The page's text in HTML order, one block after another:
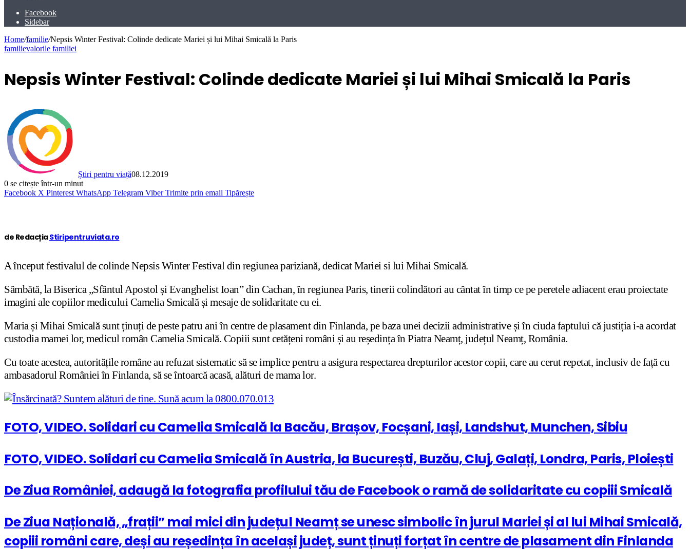
Facebook
Sidebar
Home/familie/Nepsis Winter Festival: Colinde dedicate Mariei și lui Mihai Smicală la Paris
familievalorile familiei
Nepsis Winter Festival: Colinde dedicate Mariei și lui Mihai Smicală la Paris
Știri pentru viață08.12.2019
0 se citește într-un minut
Facebook X Pinterest WhatsApp Telegram Viber Trimite prin email Tipărește
de RedacțiaStiripentruviata.ro
A început festivalul de colinde Nepsis Winter Festival din regiunea pariziană, dedicat Mariei si lui Mihai Smicală.
Sâmbătă, la Biserica „Sfântul Apostol și Evanghelist Ioan” din Cachan, în regiunea Paris, tinerii colindători au cântat în timp ce pe peretele adiacent erau proiectate
imagini ale copiilor medicului Camelia Smicală și mesaje de solidaritate cu ei.
Maria și Mihai Smicală sunt ținuți de peste patru ani în centre de plasament din Finlanda, pe baza unei decizii administrative și în ciuda faptului că justiția i-a acordat
custodia mamei lor, medicul român Camelia Smicală. Copiii sunt cetățeni români și au reședința în Piatra Neamț, județul Neamț, România.
Cu toate acestea, autoritățile române au refuzat sistematic să se implice pentru a asigura respectarea drepturilor acestor copii, care au cerut repetat, inclusiv de față cu
ambasadorul României în Finlanda, să se întoarcă acasă, alături de mama lor.
FOTO, VIDEO. Solidari cu Camelia Smicală la Bacău, Brașov, Focșani, Iași, Landshut, Munchen, Sibiu
FOTO, VIDEO. Solidari cu Camelia Smicală în Austria, la București, Buzău, Cluj, Galați, Londra, Paris, Ploiești
De Ziua României, adaugă la fotografia profilului tău de Facebook o ramă de solidaritate cu copiii Smicală
De Ziua Națională, „frații” mai mici din județul Neamț se unesc simbolic în jurul Mariei și al lui Mihai Smicală,
copiii români care, deși au reședința în același județ, sunt ținuți forțat în centre de plasament din Finlanda